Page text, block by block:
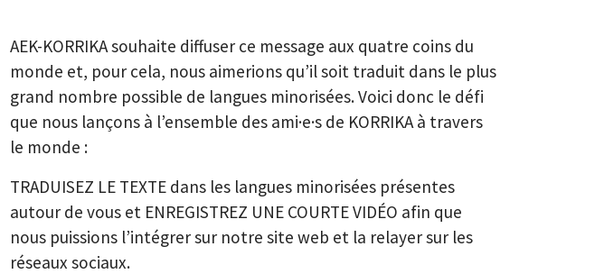
AEK-KORRIKA souhaite diffuser ce message aux quatre coins du
monde et, pour cela, nous aimerions qu’il soit traduit dans le plus
grand nombre possible de langues minorisées. Voici donc le défi
que nous lançons à l’ensemble des ami·e·s de KORRIKA à travers
le monde :
TRADUISEZ LE TEXTE dans les langues minorisées présentes
autour de vous et ENREGISTREZ UNE COURTE VIDÉO afin que
nous puissions l’intégrer sur notre site web et la relayer sur les
réseaux sociaux.